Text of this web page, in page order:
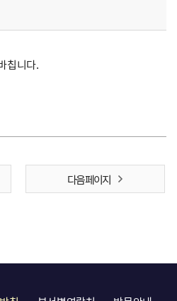
칩니다.
다음 페이지